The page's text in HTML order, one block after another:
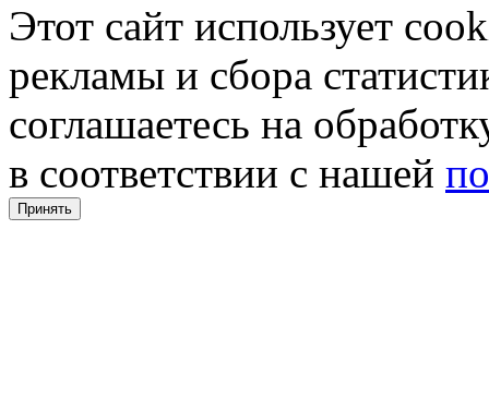
Этот сайт использует
рекламы и сбора
соглашаетесь на
в соответствии с нашей
Принять